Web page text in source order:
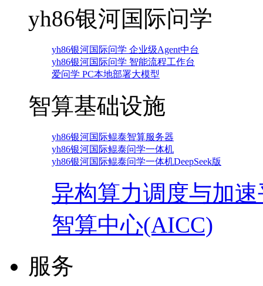
yh86银河国际问学
yh86银河国际问学 企业级Agent中台
yh86银河国际问学 智能流程工作台
爱问学 PC本地部署大模型
智算基础设施
yh86银河国际鲲泰智算服务器
yh86银河国际鲲泰问学一体机
yh86银河国际鲲泰问学一体机DeepSeek版
异构算力调度与加
智算中心(AICC)
服务